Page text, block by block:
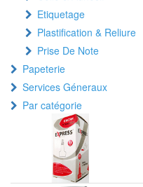
Etiquetage
Plastification & Reliure
Prise De Note
Papeterie
Services Géneraux
Par catégorie